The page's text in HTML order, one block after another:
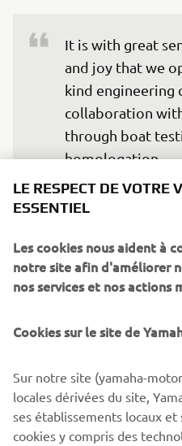
It is with great
and joy that we
kind engineering
collaboration
through boat
homologation.
We believe this
difference to
sustainability
— Fabrice
LE RESPECT DE VOTRE
ESSENTIEL
Les cookies nous aident à
notre site afin d'améliorer
nos services et nos actions
Cookies sur le site de
Sur notre site (yamaha-
locales dérivées du site,
ses établissements locaux
cookies y compris des